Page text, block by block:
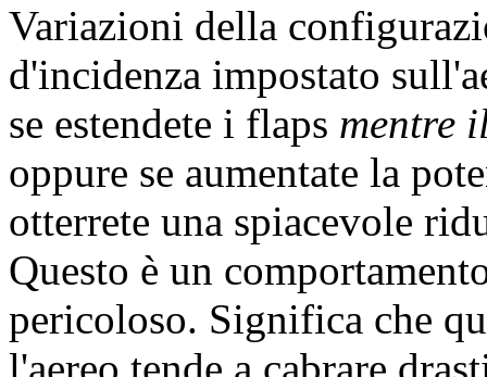
Variazioni della
d'incidenza impostato
se estendete i flaps mentre
oppure se aumentate la
otterrete una spiacevole
Questo è un
pericoloso. Significa che
l'aereo tende a cabrare